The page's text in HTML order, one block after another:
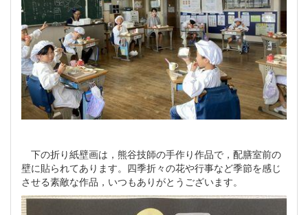
下の折り紙壁画は，熊谷技師の手作り作品で，配膳室前の
壁に貼られてあります。四季折々の花や行事など季節を感じ
させる素敵な作品，いつもありがとうございます。